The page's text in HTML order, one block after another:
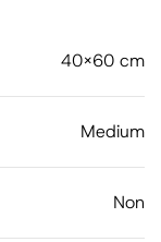
40x60 cm
Medium
Non